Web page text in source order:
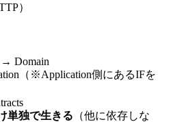
）
Domain
（※Application側にあるIFを
単独で生きる （他に依存しな